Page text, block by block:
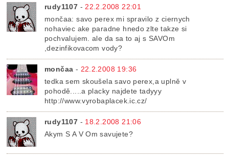
rudy1107 -22.2.2008 22:01
mončaa: savo perex mi spravilo z ciernych
nohaviec ake paradne hnedo zlte takze si
pochvalujem. ale da sa to aj s SAVOm
,dezinfikovacom vody?
mončaa - 22.2.2008 19:36
tedka sem skoušela savo perex,a uplně v
pohodě.....a placky najdete tadyyy
http://www.vyrobaplacek.ic.cz/
rudy1107 - 18.2.2008 21:06
Akym S A V Om savujete?